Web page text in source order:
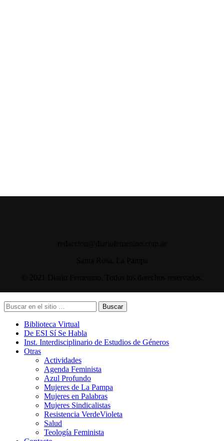
Buscar
Biblioteca Virtual
De ESI Sí Se Habla
Inst. Interdisciplinario de Estudios de Géneros
Otras
Actividades
Agenda Feminista
Azul Profundo
Mujeres de La Pampa
Mujeres en Palabras
Mujeres Sindicalistas
Resistencia VerdeVioleta
Salud
Teología Feminista